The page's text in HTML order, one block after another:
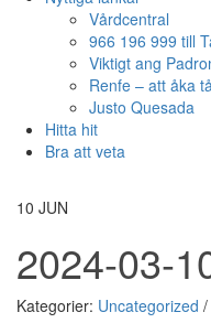
Vårdcentral
966 196 999 till
Viktigt ang
Renfe – att åka
Justo Quesada
Hitta hit
Bra att veta
10 JUN
2024-03-
Kategorier: Uncategorized /